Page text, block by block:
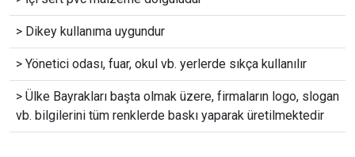
> Dikey kullanıma uygundur
> Yönetici odası, fuar, okul vb. yerlerde sıkça kullanılır
> Ülke Bayrakları başta olmak üzere, firmaların logo, slogan
vb. bilgilerini tüm renklerde baskı yaparak üretilmektedir